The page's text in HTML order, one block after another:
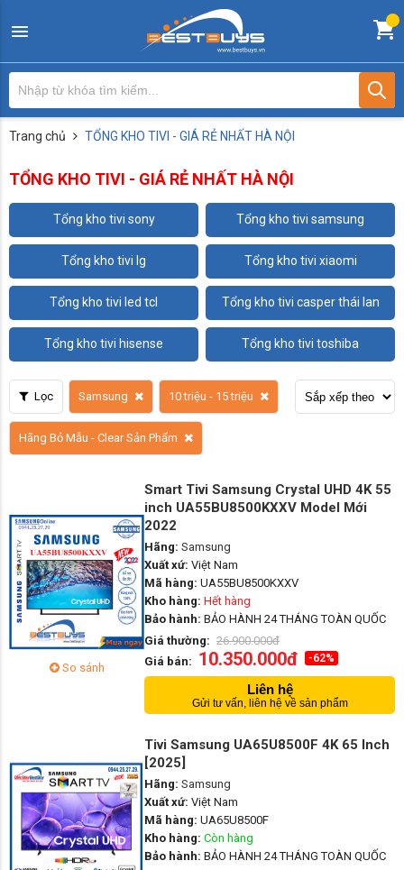
Trang chủ TỔNG KHO TIVI - GIÁ RẺ NHẤT HÀ NỘI
TỔNG KHO TIVI - GIÁ RẺ NHẤT HÀ NỘI
tổng kho tivi sony tổng kho tivi samsung
tổng kho tivi lg tổng kho tivi xiaomi
tổng kho tivi led tcl tổng kho tivi casper thái lan
tổng kho tivi hisense tổng kho tivi toshiba
Lọc Samsung 10 triệu - 15 triệu
Hãng Bỏ Mẫu - Clear Sản Phẩm
So sánh
Smart Tivi Samsung Crystal UHD 4K 55
inch UA55BU8500KXXV Model Mới
2022
Hãng: Samsung
Xuất xứ: Việt Nam
Mã hàng: UA55BU8500KXXV
Kho hàng: Hết hàng
Bảo hành: BẢO HÀNH 24 THÁNG TOÀN QUỐC
Giá thường: 26.900.000đ
Giá bán: 10.350.000đ -62%
Liên hệ
Gửi tư vấn, liên hệ về sản phẩm
Tivi Samsung UA65U8500F 4K 65 Inch
[2025]
Hãng: Samsung
Xuất xứ: Việt Nam
Mã hàng: UA65U8500F
Kho hàng: Còn hàng
Bảo hành: BẢO HÀNH 24 THÁNG TOÀN QUỐC